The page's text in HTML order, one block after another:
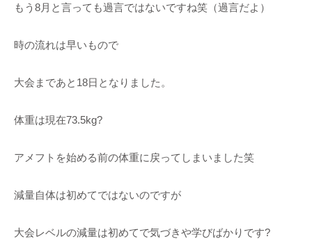
もう8月と言っても過言ではないですね笑（過言だよ）
時の流れは早いもので
大会まであと18日となりました。
体重は現在73.5kg?
アメフトを始める前の体重に戻ってしまいました笑
減量自体は初めてではないのですが
大会レベルの減量は初めてで気づきや学びばかりです?